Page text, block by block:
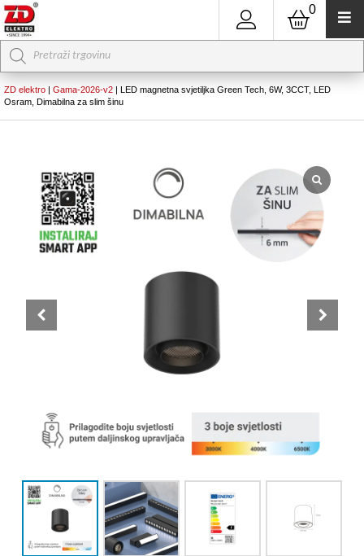
0
Products
search
ZD elektro | Gama-2026-v2 | LED magnetna svjetiljka Green Tech, 6W, 3CCT, LED
Osram, Dimabilna za slim šinu